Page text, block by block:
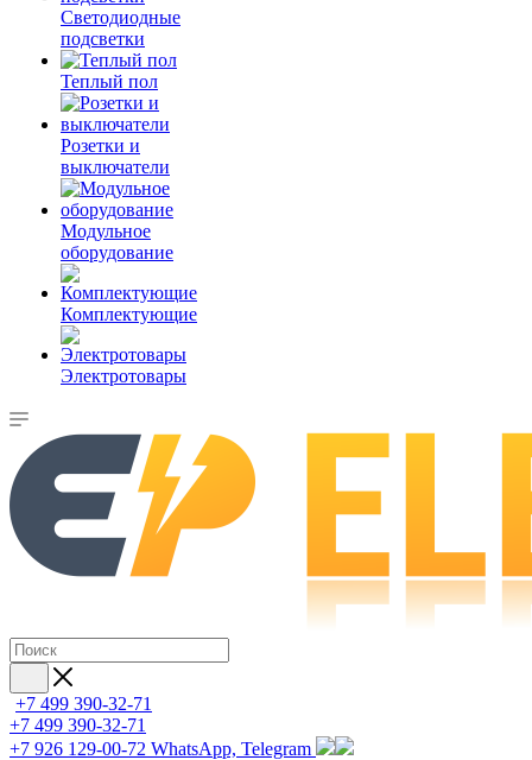
Светодиодные
подсветки
Теплый пол
Розетки и
выключатели
Модульное
оборудование
Комплектующие
Электротовары
+7 499 390-32-71
+7 499 390-32-71
+7 926 129-00-72 WhatsApp, Telegram